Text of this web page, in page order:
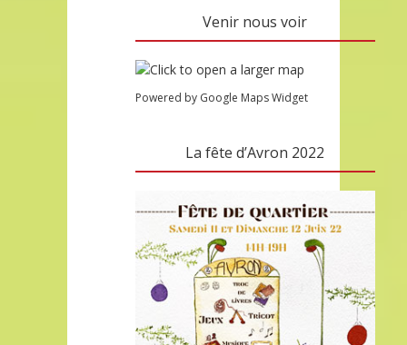
Venir nous voir
Powered by Google Maps Widget
La fête d’Avron 2022